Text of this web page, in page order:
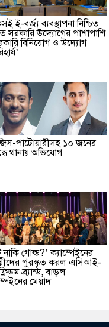
ই-বর্জ্য ব্যবস্থাপনা নিশ্চিত
সরকারি উদ্যোগের পাশাপাশি
বিনিয়োগ ও উদ্যোগ
পাটোয়ারীসহ ১০ জনের
থানায় অভিযোগ
নাকি গোল্ড?’ ক্যাম্পেইনের
পুরস্কৃত করল এসিআই-
ব্র্যান্ড, বাড়ল
মেয়াদ